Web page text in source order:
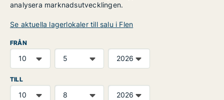
analysera marknadsutvecklingen.
Se aktuella lagerlokaler till salu i Flen
FRÅN
TILL